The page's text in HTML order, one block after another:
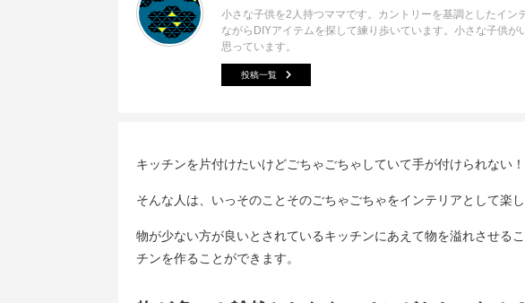
小さな子供を2人持つママです。カントリーを基調としたイ
ながらDIYアイテムを探して練り歩いています。小さな子供
思っています。
投稿一覧
キッチンを片付けたいけどごちゃごちゃしていて手が付けられない！
そんな人は、いっそのことそのごちゃごちゃをインテリアとして楽
物が少ない方が良いとされているキッチンにあえて物を溢れさせる
チンを作ることができます。